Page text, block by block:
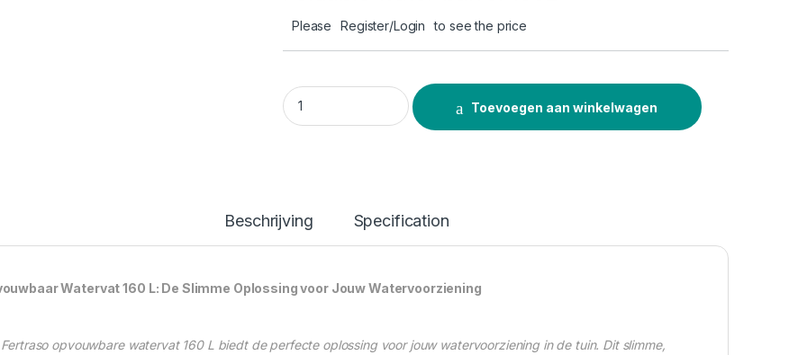
Please Register/Login to see the price
Foldable water barrel 160L quantity
Toevoegen aan winkelwagen
Beschrijving Specification
Watervat 160 L: De Slimme Oplossing voor Jouw Watervoorziening
opvouwbare watervat 160 L biedt de perfecte oplossing voor jouw watervoorziening in de tuin. Dit slimme,